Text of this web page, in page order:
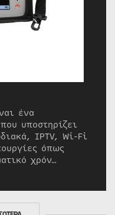
ένα
υποστηρίζει
IPTV, Wi-Fi
όπως
χρόν…